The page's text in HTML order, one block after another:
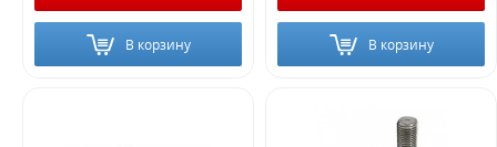
В корзину В корзину